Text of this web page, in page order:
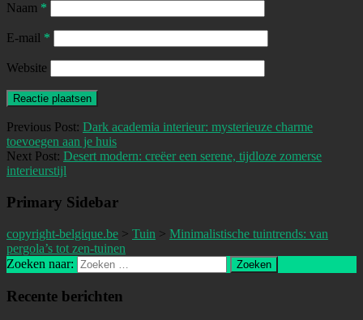
Naam *
E-mail *
Website
Previous Post: Dark academia interieur: mysterieuze charme
toevoegen aan je huis
Next Post: Desert modern: creëer een serene, tijdloze zomerse
interieurstijl
Primary Sidebar
copyright-belgique.be > Tuin > Minimalistische tuintrends: van
pergola’s tot zen-tuinen
Zoeken naar:
Recente berichten